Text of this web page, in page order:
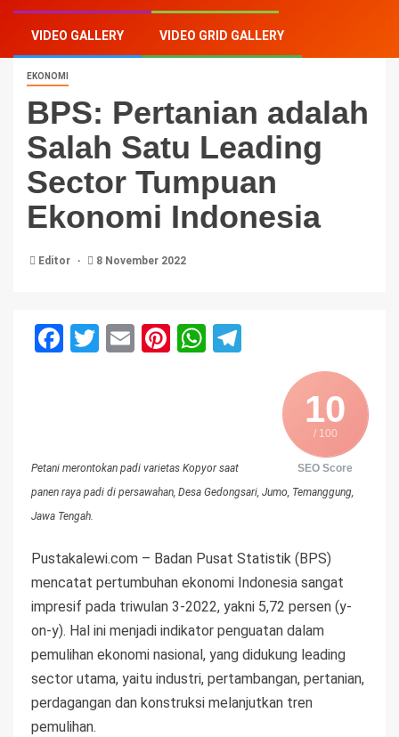
VIDEO GALLERY VIDEO GRID GALLERY
EKONOMI
BPS: Pertanian adalah
Salah Satu Leading
Sector Tumpuan
Ekonomi Indonesia
Editor 8 November 2022
Facebook
Twitter
EmailPinterest
WhatsApp
10
/ 100
SEO Score
Petani merontokan padi varietas Kopyor saat
panen raya padi di persawahan, Desa Gedongsari, Jumo, Temanggung,
Jawa Tengah.
Pustakalewi.com – Badan Pusat Statistik (BPS)
mencatat pertumbuhan ekonomi Indonesia sangat
impresif pada triwulan 3-2022, yakni 5,72 persen (y-
on-y). Hal ini menjadi indikator penguatan dalam
pemulihan ekonomi nasional, yang didukung leading
sector utama, yaitu industri, pertambangan, pertanian,
perdagangan dan konstruksi melanjutkan tren
pemulihan.